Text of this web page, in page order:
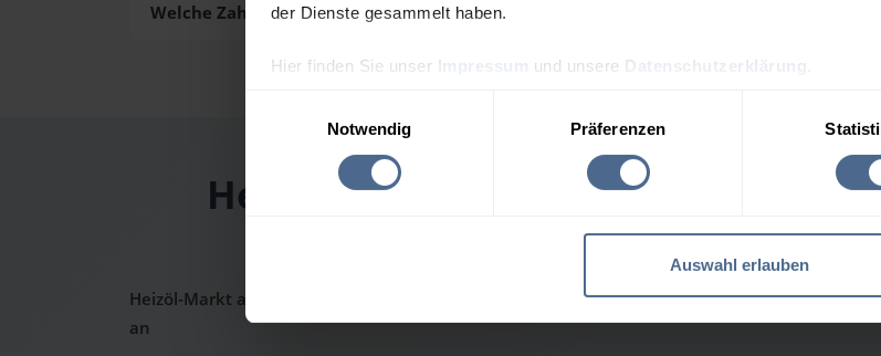
der Dienste gesammelt haben.
Hier finden Sie unser Impressum und unsere Datenschutzerklärung
Notwendig
Präferenzen
Auswahl erlauben
Welche Zahlungsarten gibt es?
Heizölpreis-Tagesprognose für St.
Heizöl-Markt aktuell: Ölpreise schon wieder auf dem Weg nach oben - Heizölpreise ziehen
an